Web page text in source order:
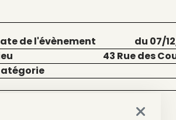
de l'évènement
du 07/
43 Rue des